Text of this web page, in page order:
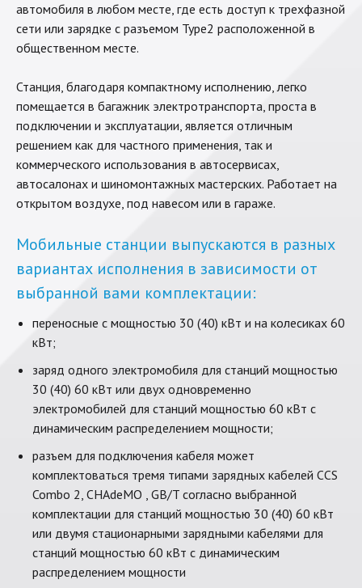
автомобиля в любом месте, где есть доступ к трехфазной
сети или зарядке с разъемом Type2 расположенной в
общественном месте.
Станция, благодаря компактному исполнению, легко
помещается в багажник электротранспорта, проста в
подключении и эксплуатации, является отличным
решением как для частного применения, так и
коммерческого использования в автосервисах,
автосалонах и шиномонтажных мастерских. Работает на
открытом воздухе, под навесом или в гараже.
Мобильные станции выпускаются в разных
вариантах исполнения в зависимости от
выбранной вами комплектации:
переносные с мощностью 30 (40) кВт и на колесиках 60
кВт;
заряд одного электромобиля для станций мощностью
30 (40) 60 кВт или двух одновременно
электромобилей для станций мощностью 60 кВт с
динамическим распределением мощности;
разъем для подключения кабеля может
комплектоваться тремя типами зарядных кабелей CCS
Combo 2, CHAdeMO , GB/T согласно выбранной
комплектации для станций мощностью 30 (40) 60 кВт
или двумя стационарными зарядными кабелями для
станций мощностью 60 кВт с динамическим
распределением мощности